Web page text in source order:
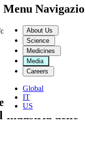
Menu
About Us
Science
Medicines
Media
Careers
Global
IT
US
dei talenti
per la
delle